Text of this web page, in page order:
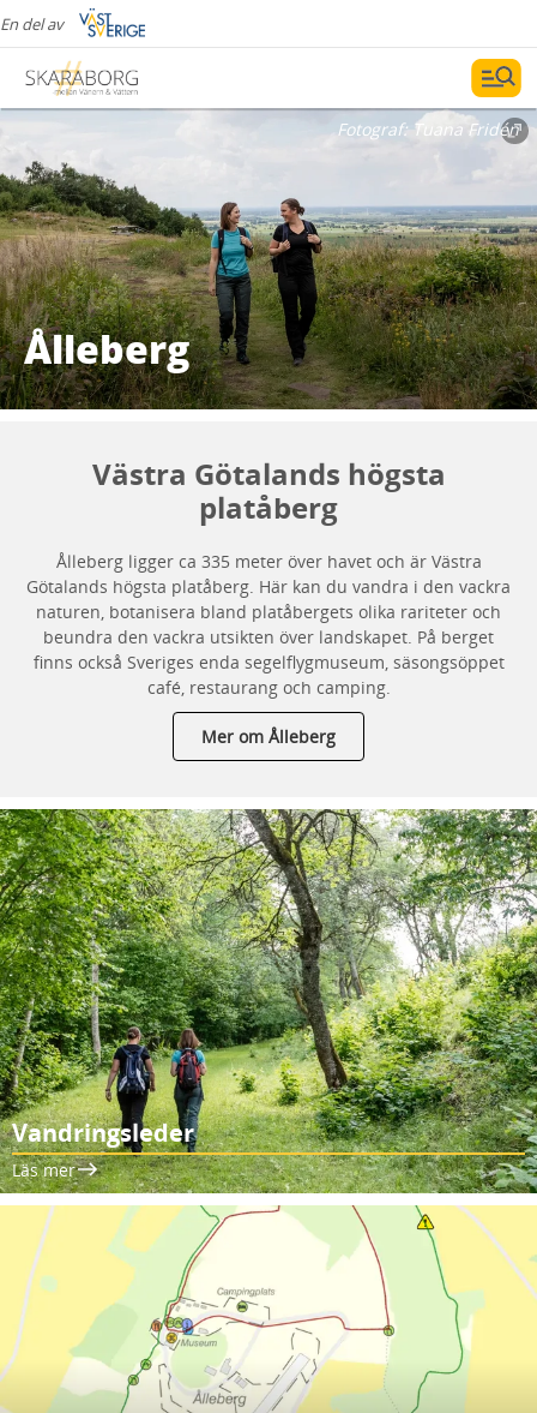
En del av
Ålleberg
Fotograf:Tuana Fridén
Västra Götalands högsta
platåberg
Ålleberg ligger ca 335 meter över havet och är Västra
Götalands högsta platåberg. Här kan du vandra i den vackra
naturen, botanisera bland platåbergets olika rariteter och
beundra den vackra utsikten över landskapet. På berget
finns också Sveriges enda segelflygmuseum, säsongsöppet
café, restaurang och camping.
Mer om Ålleberg
Vandringsleder
Läs mer